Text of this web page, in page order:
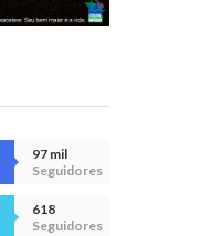
97 mil
Seguidores
618
Seguidores